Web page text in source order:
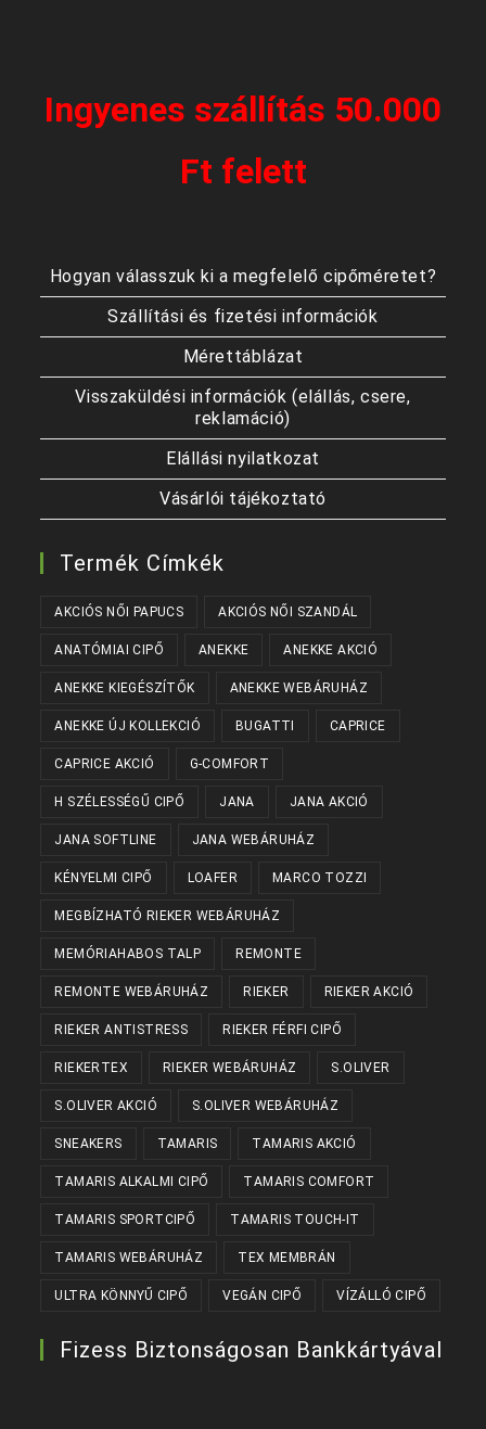
Ingyenes szállítás 50.000
Ft felett
Hogyan válasszuk ki a megfelelő cipőméretet?
Szállítási és fizetési információk
Mérettáblázat
Visszaküldési információk (elállás, csere,
reklamáció)
Elállási nyilatkozat
Vásárlói tájékoztató
Termék Címkék
AKCIÓS NŐI PAPUCS AKCIÓS NŐI SZANDÁL
ANATÓMIAI CIPŐ ANEKKE ANEKKE AKCIÓ
ANEKKE KIEGÉSZÍTŐK ANEKKE WEBÁRUHÁZ
ANEKKE ÚJ KOLLEKCIÓ BUGATTI CAPRICE
CAPRICE AKCIÓ G-COMFORT
H SZÉLESSÉGŰ CIPŐ JANA JANA AKCIÓ
JANA SOFTLINE JANA WEBÁRUHÁZ
KÉNYELMI CIPŐ LOAFER MARCO TOZZI
MEGBÍZHATÓ RIEKER WEBÁRUHÁZ
MEMÓRIAHABOS TALP REMONTE
REMONTE WEBÁRUHÁZ RIEKER RIEKER AKCIÓ
RIEKER ANTISTRESS RIEKER FÉRFI CIPŐ
RIEKERTEX RIEKER WEBÁRUHÁZ S.OLIVER
S.OLIVER AKCIÓ S.OLIVER WEBÁRUHÁZ
SNEAKERS TAMARIS TAMARIS AKCIÓ
TAMARIS ALKALMI CIPŐ TAMARIS COMFORT
TAMARIS SPORTCIPŐ TAMARIS TOUCH-IT
TAMARIS WEBÁRUHÁZ TEX MEMBRÁN
ULTRA KÖNNYŰ CIPŐ VEGÁN CIPŐ VÍZÁLLÓ CIPŐ
Fizess Biztonságosan Bankkártyával